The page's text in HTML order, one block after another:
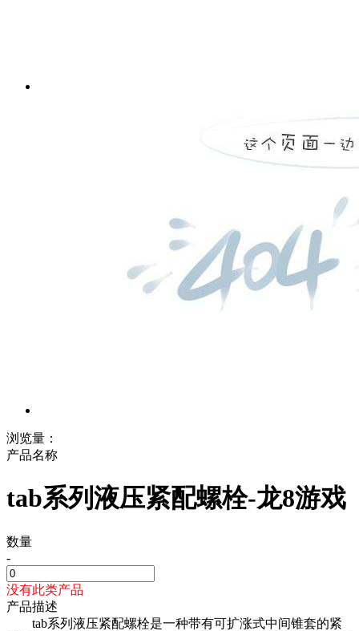
浏览量 ：
产品名称
tab系列液压紧配螺栓-龙8游戏
数量
-
没有此类产品
产品描述
tab系列液压紧配螺栓是一种带有可扩涨式中间锥套的紧